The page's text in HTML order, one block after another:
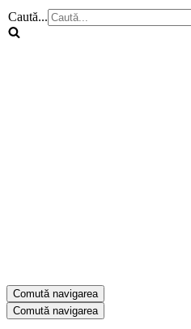
Caută...
Comută navigarea
Comută navigarea